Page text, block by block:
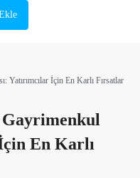
Yatırımcılar İçin En Karlı Fırsatlar
En Karlı